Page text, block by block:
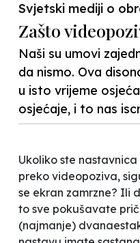
Svjetski mediji o
Zašto
Naši su umovi
da nismo. Ova
u isto vrijeme
osjećaje, i to nas
Ukoliko ste
preko videopoziva,
se ekran zamrzne? Ili
to sve pokušavate
(najmanje)